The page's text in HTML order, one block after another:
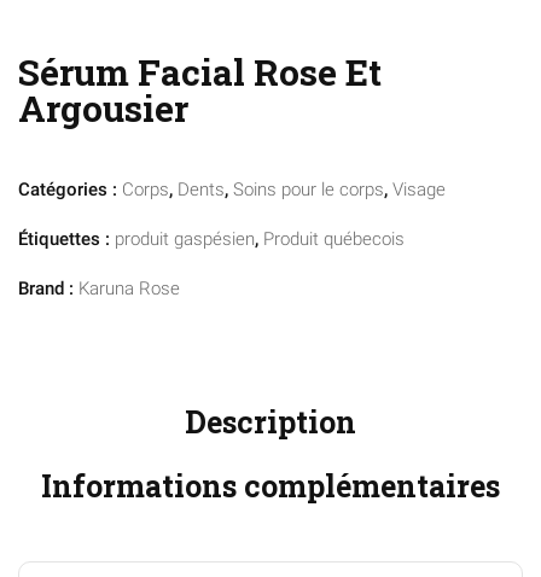
Sérum Facial Rose Et
Argousier
Catégories : Corps, Dents, Soins pour le corps, Visage
Étiquettes : produit gaspésien, Produit québecois
Brand : Karuna Rose
Description
Informations complémentaires